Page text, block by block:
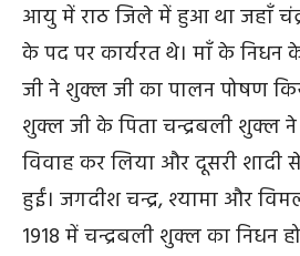
आयु में राठ जिले में हुआ था जहाँ
के पद पर कार्यरत थे। माँ के निधन
जी ने शुक्ल जी का पालन पोषण
शुक्ल जी के पिता चन्द्रबली शुक्ल
विवाह कर लिया और दूसरी शादी
हुईं। जगदीश चन्द्र, श्यामा और
1918 में चन्द्रबली शुक्ल का निधन